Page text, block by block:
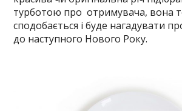
турботою про отримувача, вона
сподобається і буде нагадувати
до наступного Нового Року.